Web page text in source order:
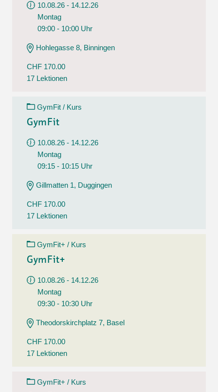
10.08.26 - 14.12.26
Montag
09:00 - 10:00 Uhr
Hohlegasse 8, Binningen
CHF 170.00
17 Lektionen
GymFit / Kurs
GymFit
10.08.26 - 14.12.26
Montag
09:15 - 10:15 Uhr
Gillmatten 1, Duggingen
CHF 170.00
17 Lektionen
GymFit+ / Kurs
GymFit+
10.08.26 - 14.12.26
Montag
09:30 - 10:30 Uhr
Theodorskirchplatz 7, Basel
CHF 170.00
17 Lektionen
GymFit+ / Kurs